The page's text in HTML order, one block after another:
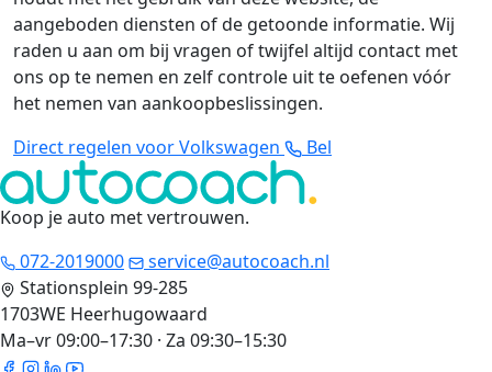
aangeboden diensten of de getoonde informatie. Wij
raden u aan om bij vragen of twijfel altijd contact met
ons op te nemen en zelf controle uit te oefenen vóór
het nemen van aankoopbeslissingen.
Direct regelen voor Volkswagen
Bel
Koop je auto met vertrouwen.
072-2019000
service@autocoach.nl
Stationsplein 99-285
1703WE Heerhugowaard
Ma–vr 09:00–17:30 · Za 09:30–15:30